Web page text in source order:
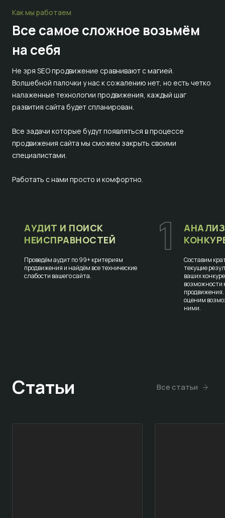
Как мы работаем
Все самое сложное возьмём
на себя
Не зря SEO продвижение сравнивают с магией.
Волшебной палочки у нас к сожалению нет, но есть четко
налаженные технологии продвижения, каждый шаг
развития сайта будет спланирован.
Все задачи которые будут появляться в процессе
продвижения сайта мы сможем закрыть своими
специалистами.
Работать с нами просто и комфортно.
1
АУДИТ И ПОИСК
НЕИСПРАВНОСТЕЙ
Проведём аудит по 99+ критериям
продвижения и найдём все технические
слабости вашего сайта.
Составим
текущие
ваших
возможности
оценим
ними.
Статьи Все статьи